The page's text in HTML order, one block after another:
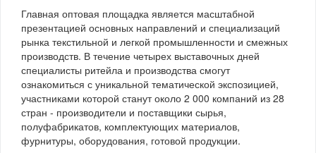
Главная оптовая площадка является масштабной
презентацией основных направлений и специализаций
рынка текстильной и легкой промышленности и смежных
производств. В течение четырех выставочных дней
специалисты ритейла и производства смогут
ознакомиться с уникальной тематической экспозицией,
участниками которой станут около 2 000 компаний из 28
стран - производители и поставщики сырья,
полуфабрикатов, комплектующих материалов,
фурнитуры, оборудования, готовой продукции.